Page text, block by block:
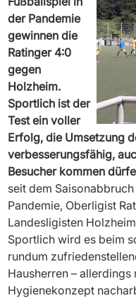
der Pandemie
gewinnen die
Ratinger 4:0
gegen
Holzheim.
Sportlich ist der
Test ein voller
Erfolg, die Umsetzung
verbesserungsfähig,
Besucher kommen
seit dem
Pandemie, Oberligist
Landesligisten
Sportlich wird es beim
rundum
Hausherren – allerdings
Hygienekonzept